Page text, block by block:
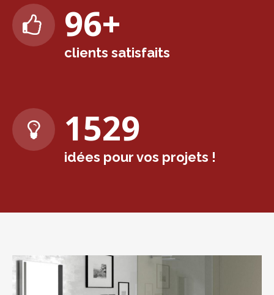
99+
clients satisfaits
1573
idées pour vos projets !